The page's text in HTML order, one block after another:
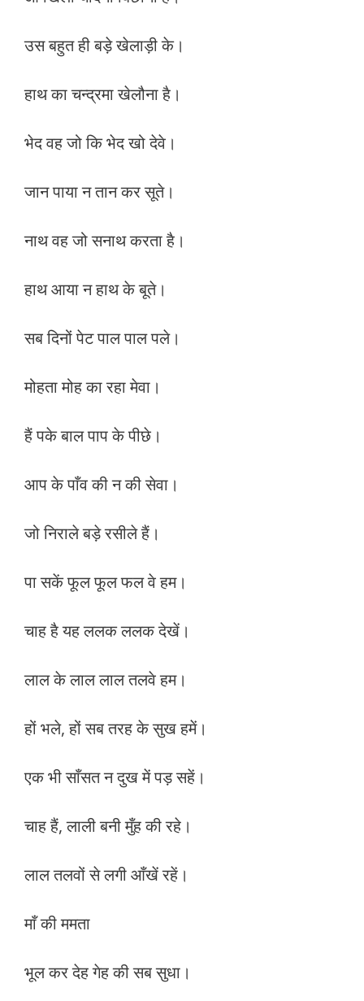
उस बहुत ही बड़े खेलाड़ी के।
हाथ का चन्द्रमा खेलौना है।
भेद वह जो कि भेद खो देवे।
जान पाया न तान कर सूते।
नाथ वह जो सनाथ करता है।
हाथ आया न हाथ के बूते।
सब दिनों पेट पाल पाल पले।
मोहता मोह का रहा मेवा।
हैं पके बाल पाप के पीछे।
आप के पाँव की न की सेवा।
जो निराले बड़े रसीले हैं।
पा सकें फूल फूल फल वे हम।
चाह है यह ललक ललक देखें।
लाल के लाल लाल तलवे हम।
हों भले, हों सब तरह के सुख हमें।
एक भी साँसत न दुख में पड़ सहें।
चाह हैं, लाली बनी मुँह की रहे।
लाल तलवों से लगी आँखें रहें।
माँ की ममता
भूल कर देह गेह की सब सुधा।